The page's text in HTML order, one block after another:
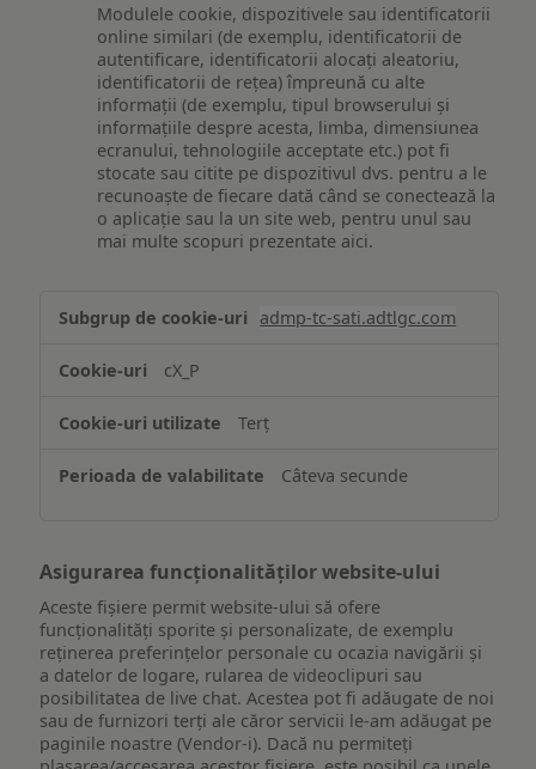
Modulele cookie, dispozitivele sau identificatorii
online similari (de exemplu, identificatorii de
autentificare, identificatorii alocați aleatoriu,
identificatorii de rețea) împreună cu alte
informații (de exemplu, tipul browserului și
informațiile despre acesta, limba, dimensiunea
ecranului, tehnologiile acceptate etc.) pot fi
stocate sau citite pe dispozitivul dvs. pentru a le
recunoaște de fiecare dată când se conectează la
o aplicație sau la un site web, pentru unul sau
mai multe scopuri prezentate aici.
și/sau
informațiilor
pe
dispozitiv
admp-tc-sati.adtlgc.com
cX_P
Terț
Câteva secunde
Asigurarea funcționalităților website-ului
Aceste fișiere permit website-ului să ofere
funcționalități sporite și personalizate, de exemplu
reţinerea preferinţelor personale cu ocazia navigării și
a datelor de logare, rularea de videoclipuri sau
posibilitatea de live chat. Acestea pot fi adăugate de noi
sau de furnizori terți ale căror servicii le-am adăugat pe
paginile noastre (Vendor-i). Dacă nu permiteți